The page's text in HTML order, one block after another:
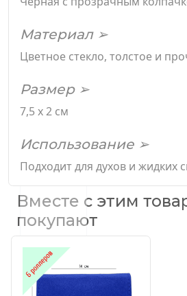
Материал ➢
Цветное стекло, толстое и
Размер ➢
7,5 х 2 см
Использование ➢
Подходит для духов и жидких
Вместе с этим
покупают